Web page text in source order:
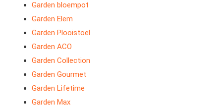
Garden bloempot
Garden Elem
Garden Plooistoel
Garden ACO
Garden Collection
Garden Gourmet
Garden Lifetime
Garden Max